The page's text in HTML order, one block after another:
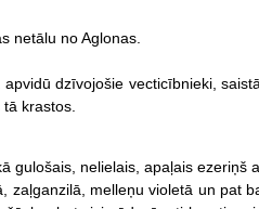
netālu no Aglonas.
dzīvojošie vecticībnieki,
krastos.
gulošais, nelielais, apaļais
zaļganzilā, melleņu violetā un pat